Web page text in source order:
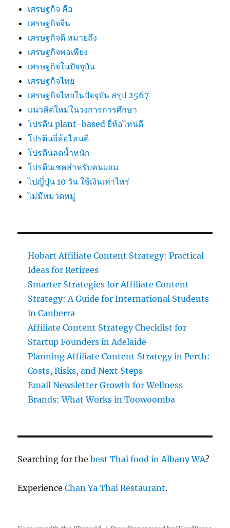
เศรษฐกิจ คือ
เศรษฐกิจจีน
เศรษฐกิจดี หมายถึง
เศรษฐกิจพอเพียง
เศรษฐกิจในปัจจุบัน
เศรษฐกิจไทย
เศรษฐกิจไทยในปัจจุบัน สรุป 2567
แนวคิดใหม่ในวงการการศึกษา
โปรตีน plant-based ยี่ห้อไหนดี
โปรตีนยี่ห้อไหนดี
โปรตีนลดน้ำหนัก
โปรตีนเชคสำหรับคนผอม
ไปญี่ปุ่น 10 วัน ใช้เงินเท่าไหร่
ไม่มีหมวดหมู่
Hobart Affiliate Content Strategy: Practical
Ideas for Retirees
Smarter Strategies for Affiliate Content
Strategy: A Guide for International Students
in Canberra
Affiliate Content Strategy Checklist for
Startup Founders in Adelaide
Planning Affiliate Content Strategy in Perth:
Costs, Risks, and Next Steps
Email Newsletter Growth for Wellness
Brands: What Works in Toowoomba
Searching for thebest Thai food in Albany WA?
ExperienceChan Ya Thai Restaurant.